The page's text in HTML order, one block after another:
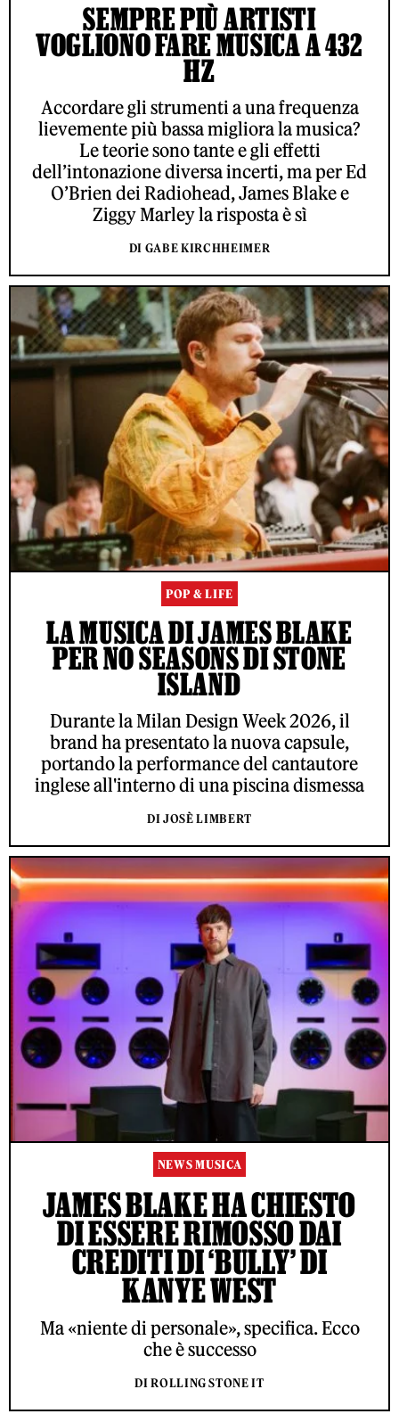
SEMPRE PIÙ ARTISTI
VOGLIONO FARE MUSICA A 432
HZ
Accordare gli strumenti a una frequenza
lievemente più bassa migliora la musica?
Le teorie sono tante e gli effetti
dell’intonazione diversa incerti, ma per Ed
O’Brien dei Radiohead, James Blake e
Ziggy Marley la risposta è sì
DI GABE KIRCHHEIMER
POP & LIFE
LA MUSICA DI JAMES BLAKE
PER NO SEASONS DI STONE
ISLAND
Durante la Milan Design Week 2026, il
brand ha presentato la nuova capsule,
portando la performance del cantautore
inglese all'interno di una piscina dismessa
DI JOSÈ LIMBERT
NEWS MUSICA
JAMES BLAKE HA CHIESTO
DI ESSERE RIMOSSO DAI
CREDITI DI ‘BULLY’ DI
KANYE WEST
Ma «niente di personale», specifica. Ecco
che è successo
DI ROLLING STONE IT